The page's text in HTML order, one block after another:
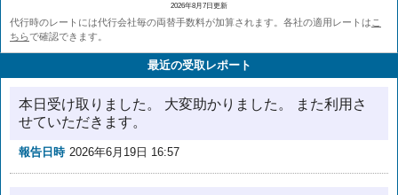
2026年8月7日更新
代行時のレートには代行会社毎の両替手数料が加算されます。各社の適用レートは こ
ちらで確認できます。
最近の受取レポート
本日受け取りました。 大変助かりました。 また利用さ
せていただきます。
報告日時 2026年6月19日 16:57